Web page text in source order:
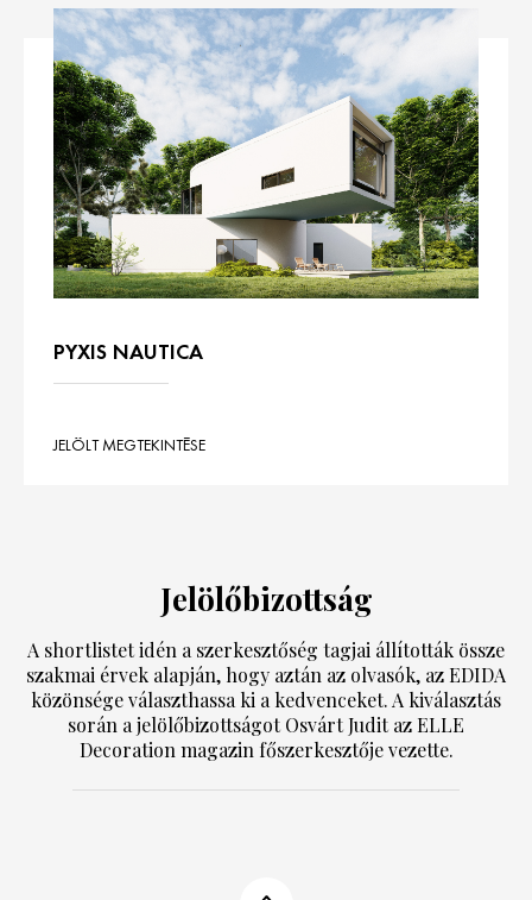
PYXIS NAUTICA
JELÖLT MEGTEKINTÉSE
Jelölőbizottság
A shortlistet idén a szerkesztőség tagjai állították össze
szakmai érvek alapján, hogy aztán az olvasók, az EDIDA
közönsége választhassa ki a kedvenceket. A kiválasztás
során a jelölőbizottságot Osvárt Judit az ELLE
Decoration magazin főszerkesztője vezette.